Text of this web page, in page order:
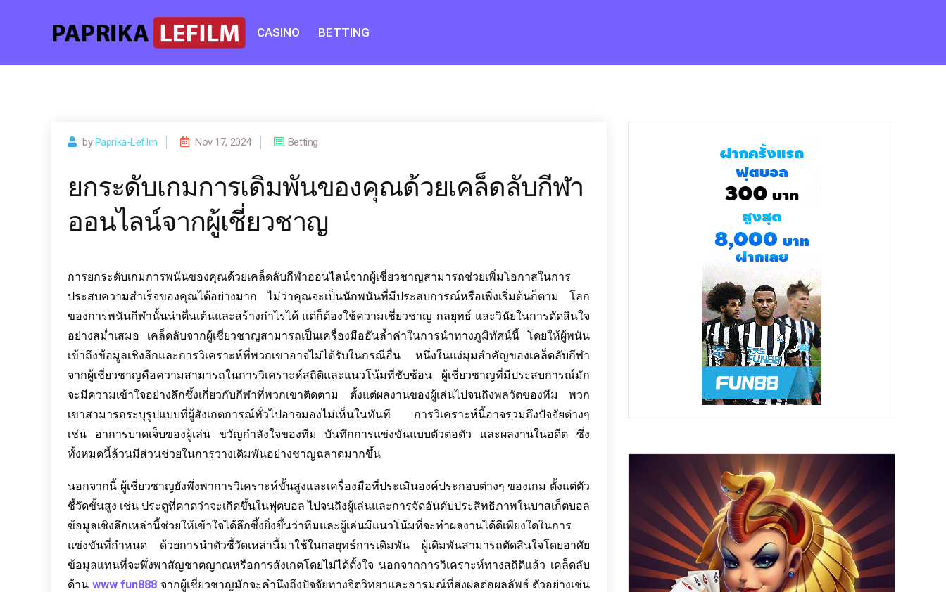
CASINO BETTING
byPaprika-Lefilm Nov 17, 2024 Betting
ยกระดับเกมการเดิมพันของคุณด้วยเคล็ดลับกีฬา
ออนไลน์จากผู้เชี่ยวชาญ
การยกระดับเกมการพนันของคุณด้วยเคล็ดลับกีฬาออนไลน์จากผู้เชี่ยวชาญสามารถช่วยเพิ่มโอกาสในการ
ประสบความสำเร็จของคุณได้อย่างมาก ไม่ว่าคุณจะเป็นนักพนันที่มีประสบการณ์หรือเพิ่งเริ่มต้นก็ตาม โลก
ของการพนันกีฬานั้นน่าตื่นเต้นและสร้างกำไรได้ แต่ก็ต้องใช้ความเชี่ยวชาญ กลยุทธ์ และวินัยในการตัดสินใจ
อย่างสม่ำเสมอ เคล็ดลับจากผู้เชี่ยวชาญสามารถเป็นเครื่องมืออันล้ำค่าในการนำทางภูมิทัศน์นี้ โดยให้ผู้พนัน
เข้าถึงข้อมูลเชิงลึกและการวิเคราะห์ที่พวกเขาอาจไม่ได้รับในกรณีอื่น หนึ่งในแง่มุมสำคัญของเคล็ดลับกีฬา
จากผู้เชี่ยวชาญคือความสามารถในการวิเคราะห์สถิติและแนวโน้มที่ซับซ้อน ผู้เชี่ยวชาญที่มีประสบการณ์มัก
จะมีความเข้าใจอย่างลึกซึ้งเกี่ยวกับกีฬาที่พวกเขาติดตาม ตั้งแต่ผลงานของผู้เล่นไปจนถึงพลวัตของทีม พวก
เขาสามารถระบุรูปแบบที่ผู้สังเกตการณ์ทั่วไปอาจมองไม่เห็นในทันที การวิเคราะห์นี้อาจรวมถึงปัจจัยต่างๆ
เช่น อาการบาดเจ็บของผู้เล่น ขวัญกำลังใจของทีม บันทึกการแข่งขันแบบตัวต่อตัว และผลงานในอดีต ซึ่ง
ทั้งหมดนี้ล้วนมีส่วนช่วยในการวางเดิมพันอย่างชาญฉลาดมากขึ้น
นอกจากนี้ ผู้เชี่ยวชาญยังพึ่งพาการวิเคราะห์ขั้นสูงและเครื่องมือที่ประเมินองค์ประกอบต่างๆ ของเกม ตั้งแต่ตัว
ชี้วัดขั้นสูง เช่น ประตูที่คาดว่าจะเกิดขึ้นในฟุตบอล ไปจนถึงผู้เล่นและการจัดอันดับประสิทธิภาพในบาสเก็ตบอล
ข้อมูลเชิงลึกเหล่านี้ช่วยให้เข้าใจได้ลึกซึ้งยิ่งขึ้นว่าทีมและผู้เล่นมีแนวโน้มที่จะทำผลงานได้ดีเพียงใดในการ
แข่งขันที่กำหนด ด้วยการนำตัวชี้วัดเหล่านี้มาใช้ในกลยุทธ์การเดิมพัน ผู้เดิมพันสามารถตัดสินใจโดยอาศัย
ข้อมูลแทนที่จะพึ่งพาสัญชาตญาณหรือการสังเกตโดยไม่ได้ตั้งใจ นอกจากการวิเคราะห์ทางสถิติแล้ว เคล็ดลับ
ด้าน www fun888 จากผู้เชี่ยวชาญมักจะคำนึงถึงปัจจัยทางจิตวิทยาและอารมณ์ที่ส่งผลต่อผลลัพธ์ ตัวอย่างเช่น